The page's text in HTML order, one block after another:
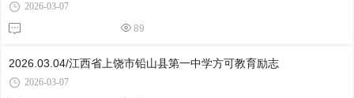
2026-03-07
89
2026.03.04/江西省上饶市铅山县第一中学方可教育励志
2026-03-07